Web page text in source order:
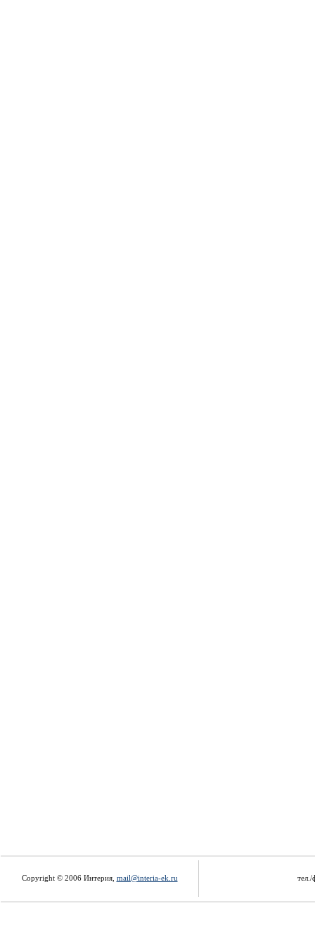
Copyright © 2006 Интерия, mail@interia-ek.ru